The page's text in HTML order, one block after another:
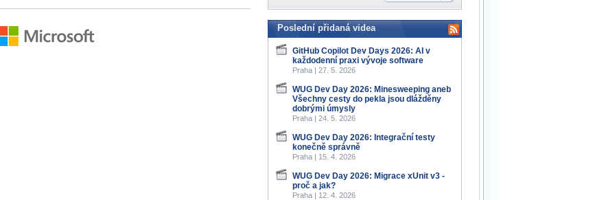
Poslední přidaná videa
GitHub Copilot Dev Days 2026: AI v
každodenní praxi vývoje software
Praha | 27. 5. 2026
WUG Dev Day 2026: Minesweeping aneb
Všechny cesty do pekla jsou dlážděny
dobrými úmysly
Praha | 24. 5. 2026
WUG Dev Day 2026: Integrační testy
konečně správně
Praha | 15. 4. 2026
WUG Dev Day 2026: Migrace xUnit v3 -
proč a jak?
Praha | 12. 4. 2026